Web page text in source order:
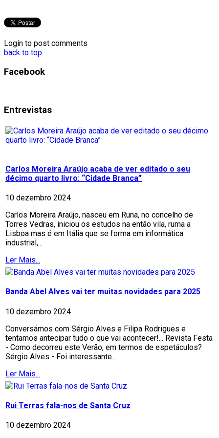
Login to post comments
back to top
Facebook
Entrevistas
Carlos Moreira Araújo acaba de ver editado o seu
décimo quarto livro: “Cidade Branca”
10 dezembro 2024
Carlos Moreira Araújo, nasceu em Runa, no concelho de
Torres Vedras, iniciou os estudos na então vila, ruma a
Lisboa mas é em Itália que se forma em informática
industrial,...
Ler Mais...
Banda Abel Alves vai ter muitas novidades para 2025
10 dezembro 2024
Conversámos com Sérgio Alves e Filipa Rodrigues e
tentamos antecipar tudo o que vai acontecer!... Revista Festa
- Como decorreu este Verão, em termos de espetáculos?
Sérgio Alves - Foi interessante....
Ler Mais...
Rui Terras fala-nos de Santa Cruz
10 dezembro 2024